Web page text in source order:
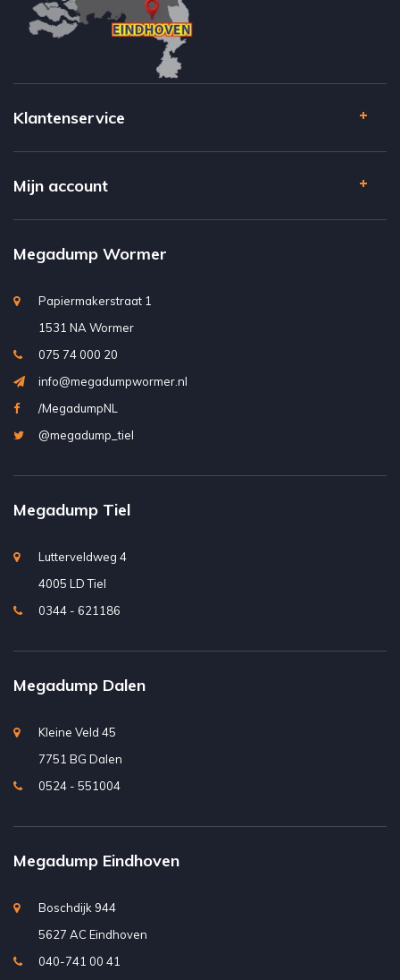
Klantenservice
Mijn account
Megadump Wormer
Papiermakerstraat 1
1531 NA Wormer
075 74 000 20
info@megadumpwormer.nl
/MegadumpNL
@megadump_tiel
Megadump Tiel
Lutterveldweg 4
4005 LD Tiel
0344 - 621186
Megadump Dalen
Kleine Veld 45
7751 BG Dalen
0524 - 551004
Megadump Eindhoven
Boschdijk 944
5627 AC Eindhoven
040-741 00 41